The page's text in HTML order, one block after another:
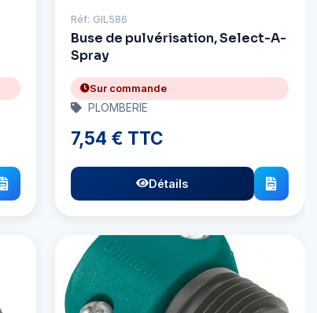
Réf: GIL586
Buse de pulvérisation, Select-A-
Spray
Sur commande
PLOMBERIE
7,54 € TTC
Détails